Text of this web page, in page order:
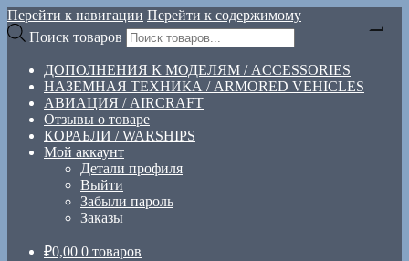
Перейти к навигации Перейти к содержимому
Поиск товаров
ДОПОЛНЕНИЯ К МОДЕЛЯМ / ACCESSORIES
НАЗЕМНАЯ ТЕХНИКА / ARMORED VEHICLES
АВИАЦИЯ / AIRCRAFT
Отзывы о товаре
КОРАБЛИ / WARSHIPS
Мой аккаунт
Детали профиля
Выйти
Забыли пароль
Заказы
₽0,00 0 товаров